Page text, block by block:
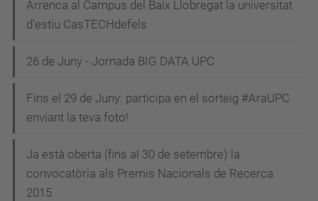
Arrenca al Campus del Baix Llobregat la universitat
d’estiu CasTECHdefels
26 de Juny - Jornada BIG DATA UPC
Fins el 29 de Juny: participa en el sorteig #AraUPC
enviant la teva foto!
Ja està oberta (fins al 30 de setembre) la
convocatòria als Premis Nacionals de Recerca
2015